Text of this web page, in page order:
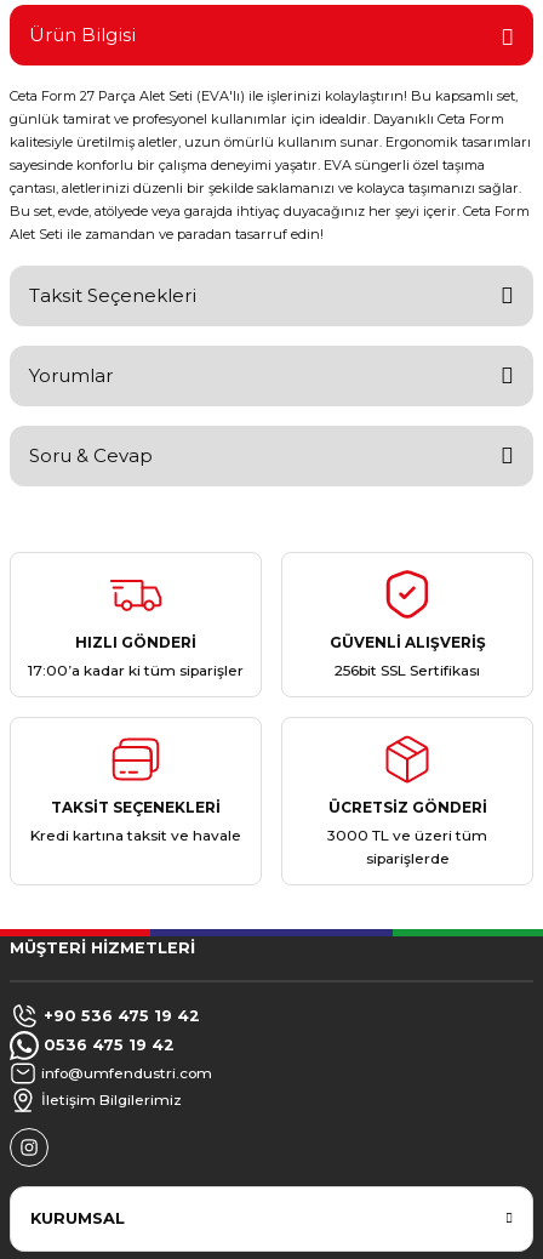
Aletleri
Ürün Bilgisi
Ceta Form 27 Parça Alet Seti (EVA'lı) ile işlerinizi kolaylaştırın! Bu kapsamlı set,
günlük tamirat ve profesyonel kullanımlar için idealdir. Dayanıklı Ceta Form
kalitesiyle üretilmiş aletler, uzun ömürlü kullanım sunar. Ergonomik tasarımları
sayesinde konforlu bir çalışma deneyimi yaşatır. EVA süngerli özel taşıma
çantası, aletlerinizi düzenli bir şekilde saklamanızı ve kolayca taşımanızı sağlar.
Bu set, evde, atölyede veya garajda ihtiyaç duyacağınız her şeyi içerir. Ceta Form
Alet Seti ile zamandan ve paradan tasarruf edin!
Taksit Seçenekleri
Yorumlar
Yorum Yaz
Soru & Cevap
Ürün hakkında henüz soru sorulmamış.
HIZLI GÖNDERİ
17:00’a kadar ki tüm siparişler
GÜVENLİ ALIŞVERİŞ
256bit SSL Sertifikası
TAKSİT SEÇENEKLERİ
Kredi kartına taksit ve havale
ÜCRETSİZ GÖNDERİ
3000 TL ve üzeri tüm
siparişlerde
MÜŞTERİ HİZMETLERİ
+90 536 475 19 42
0536 475 19 42
info@umfendustri.com
İletişim Bilgilerimiz
KURUMSAL